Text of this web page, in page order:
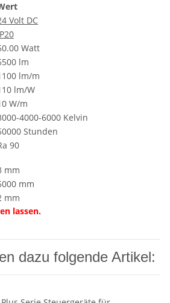
Volt DC
Watt
lm
lm/m
lm/W
W/m
4000-6000 Kelvin
Stunden
90
mm
mm
mm
lassen.
dazu folgende Artikel: